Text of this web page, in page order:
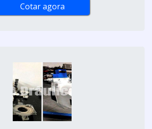
Cotar agora